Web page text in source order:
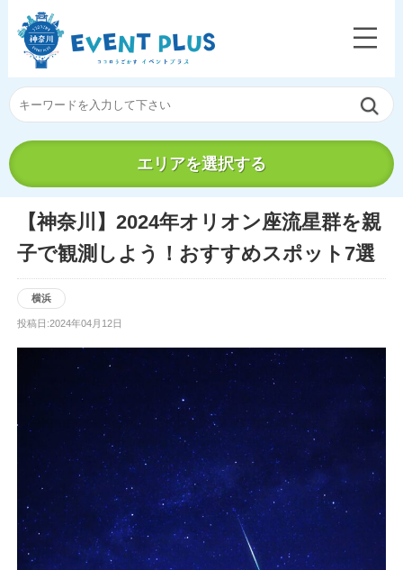
エリアを選択する
【神奈川】2024年オリオン座流星群を親
子で観測しよう！おすすめスポット7選
横浜
投稿日:2024年04月12日